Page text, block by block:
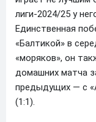
лиги-2024/25 у
Единственная
«Балтикой» в
«моряков», он
домашних матча
предыдущих — с
(1:1).